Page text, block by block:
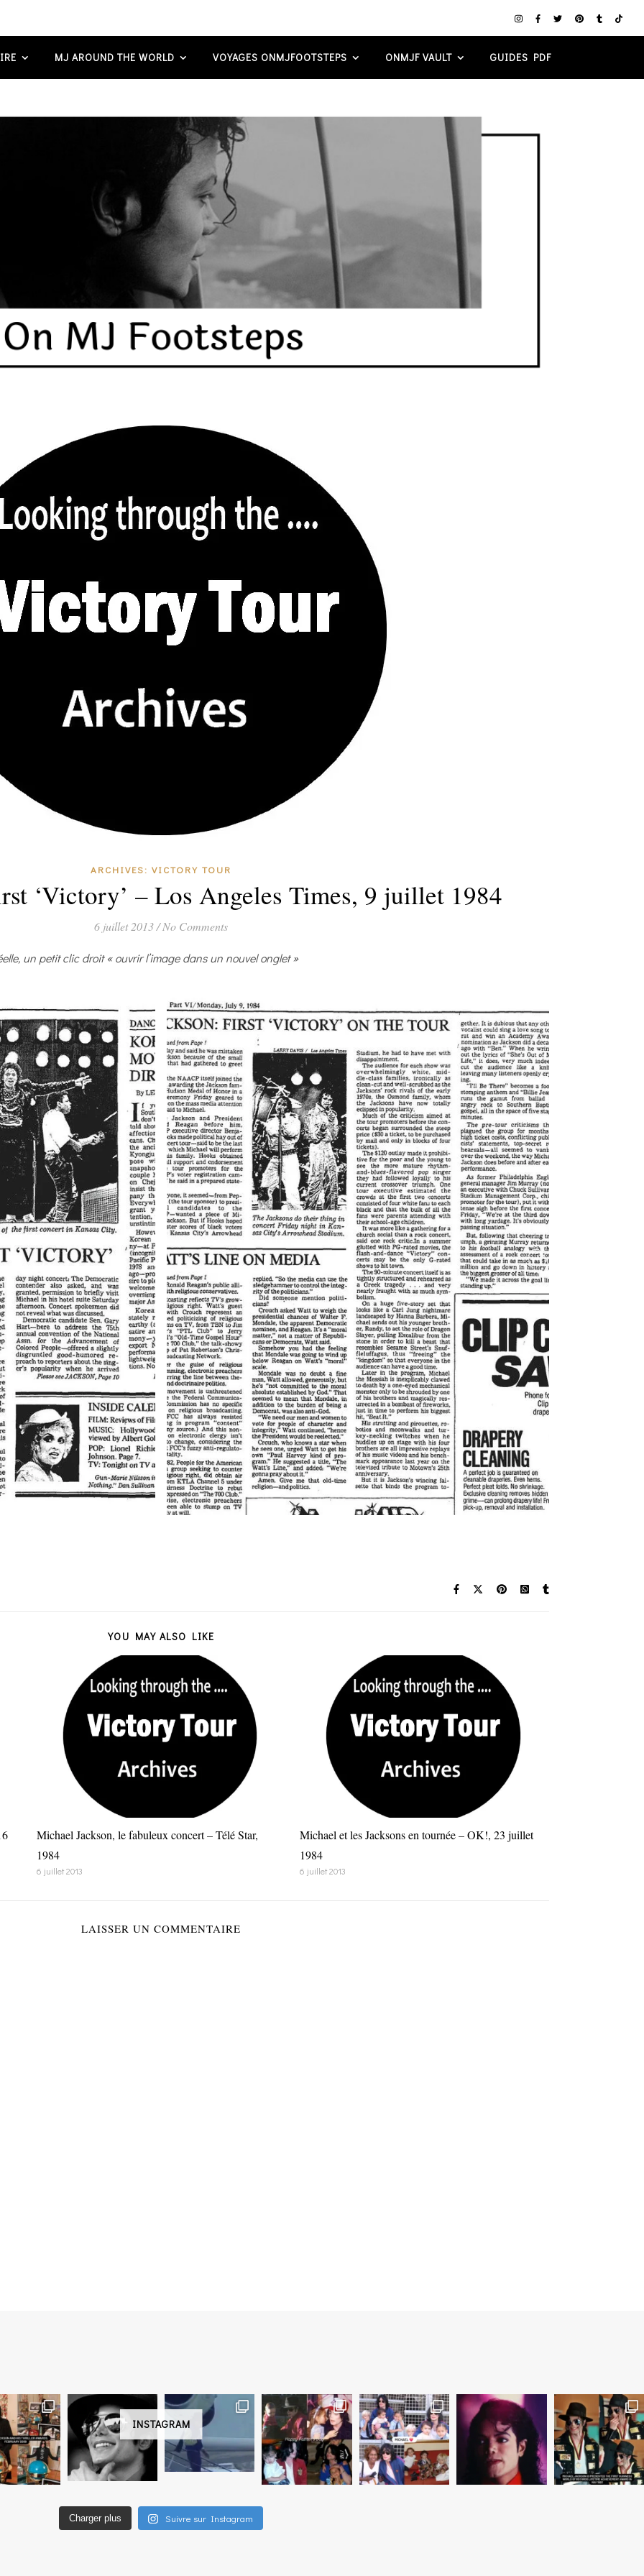
MJ AROUND THE WORLD VOYAGES ONMJFOOTSTEPS ONMJF VAULT GUIDES PDF
ARCHIVES: VICTORY TOUR
‘Victory’ – Los Angeles Times, 9 juillet 1984
6 juillet 2013/ No Comments
un petit clic droit « ouvrir l’image dans un nouvel onglet »
YOU MAY ALSO LIKE
Michael Jackson, le fabuleux concert – Télé Star,
1984
6 juillet 2013
Michael et les Jacksons en tournée – OK!, 23 juillet
1984
6 juillet 2013
LAISSER UN COMMENTAIRE
INSTAGRAM
Charger plus Suivre sur Instagram